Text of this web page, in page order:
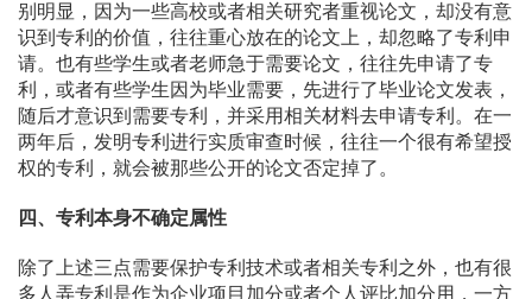
别明显，因为一些高校或者相关研究者重视论文，却没有意
识到专利的价值，往往重心放在的论文上，却忽略了专利申
请。也有些学生或者老师急于需要论文，往往先申请了专
利，或者有些学生因为毕业需要，先进行了毕业论文发表，
随后才意识到需要专利，并采用相关材料去申请专利。在一
两年后，发明专利进行实质审查时候，往往一个很有希望授
权的专利，就会被那些公开的论文否定掉了。
四、专利本身不确定属性
除了上述三点需要保护专利技术或者相关专利之外，也有很
多人弄专利是作为企业项目加分或者个人评比加分用，一方